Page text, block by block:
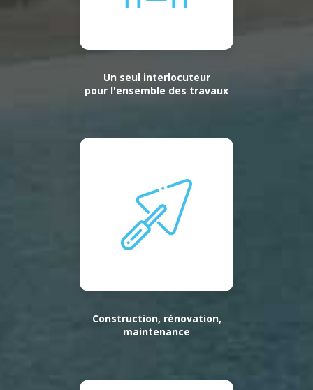
Un seul interlocuteur
pour l'ensemble des travaux
Construction, rénovation,
maintenance